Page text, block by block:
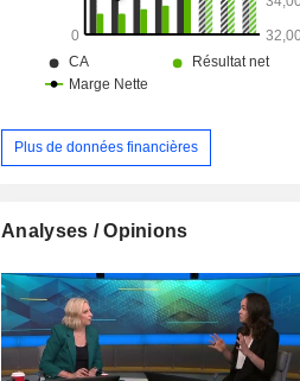
Plus de données financières
Analyses / Opinions